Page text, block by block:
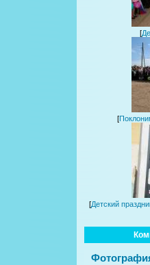
[
[
[Детский